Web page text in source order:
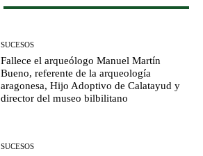
SUCESOS
Fallece el arqueólogo Manuel Martín
Bueno, referente de la arqueología
aragonesa, Hijo Adoptivo de Calatayud y
director del museo bilbilitano
SUCESOS